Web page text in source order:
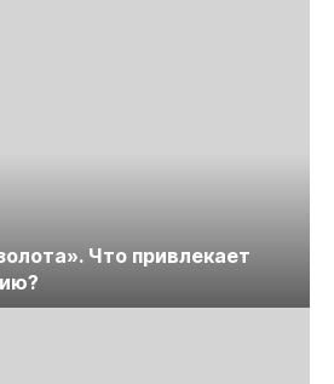
Что привлекает